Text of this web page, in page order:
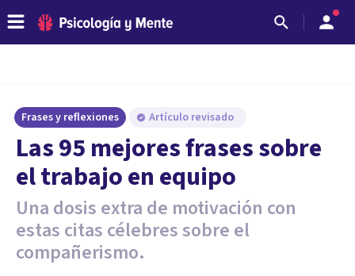
Frases y reflexiones Artículo revisado
Las 95 mejores frases sobre
el trabajo en equipo
Una dosis extra de motivación con
estas citas célebres sobre el
compañerismo.